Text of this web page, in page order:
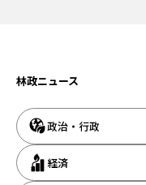
林政ニュース
政治・行政
経済